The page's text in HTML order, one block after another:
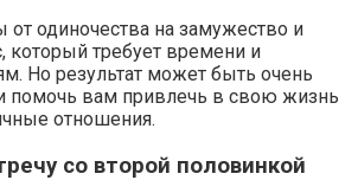
одиночества на замужество и
который требует времени и
Но результат может быть очень
вам привлечь в свою жизнь
отношения.
со второй половинкой